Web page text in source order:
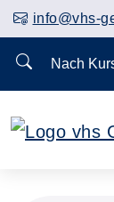
info@vhs-
Nach